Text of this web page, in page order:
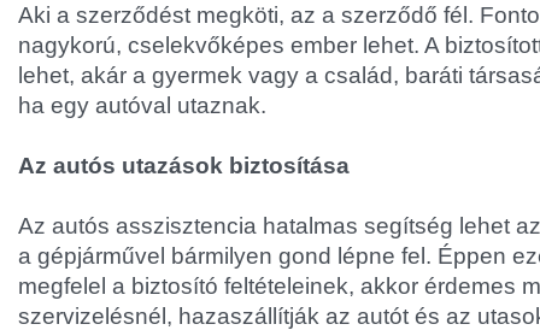
Aki a szerződést megköti, az a szerződő fél.
nagykorú, cselekvőképes ember lehet. A
lehet, akár a gyermek vagy a család, baráti
ha egy autóval utaznak.
Az autós utazások biztosítása
Az autós asszisztencia hatalmas segítség lehet
a gépjárművel bármilyen gond lépne fel. Éppen
megfelel a biztosító feltételeinek, akkor érdemes
szervizelésnél, hazaszállítják az autót és az